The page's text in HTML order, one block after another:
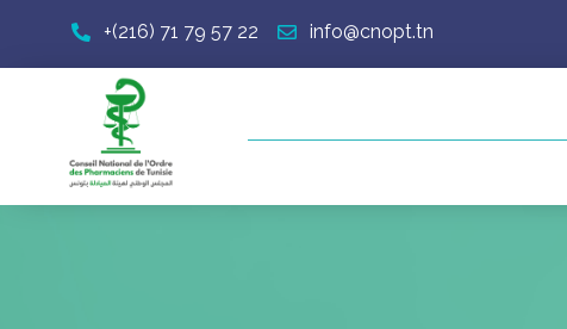
+(216) 71 79 57 22 info@cnopt.tn